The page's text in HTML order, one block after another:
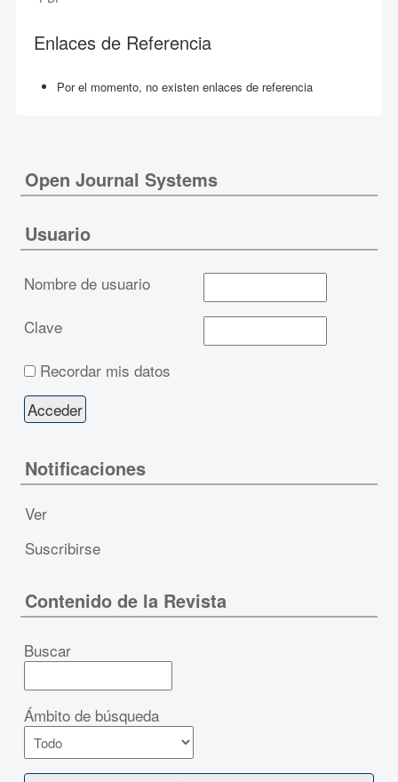
Enlaces de Referencia
Por el momento, no existen enlaces de referencia
Open Journal Systems
Usuario
Nombre de usuario
Clave
Recordar mis datos
Notificaciones
Ver
Suscribirse
Contenido de la Revista
Buscar
Ámbito de búsqueda